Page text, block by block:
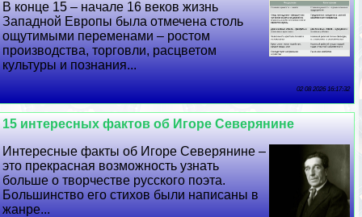
В конце 15 – начале 16 веков жизнь
Западной Европы была отмечена столь
ощутимыми переменами – ростом
производства, торговли, расцветом
культуры и познания...
02 08 2026 16:17:32
15 интересных фактов об Игоре Северянине
Интересные факты об Игоре Северянине –
это прекрасная возможность узнать
больше о творчестве русского поэта.
Большинство его стихов были написаны в
жанре...